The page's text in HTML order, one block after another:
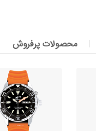
محصولات پرفروش